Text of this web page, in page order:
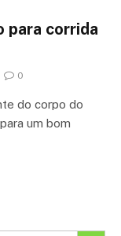
para corrida
0
do corpo do
um bom
SEARCH BUTTON